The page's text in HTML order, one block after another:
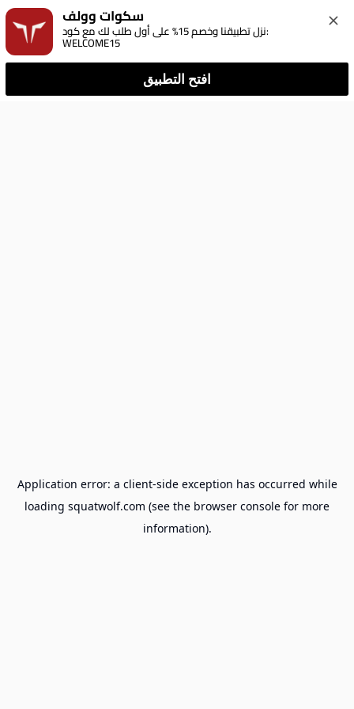
سكوات وولف
نزل تطبيقنا وخصم 15% على أول طلب لك مع كود:
WELCOME15
افتح التطبيق
Application error: a client-side exception has occurred while
loading squatwolf.com (see the browser console for more
information).